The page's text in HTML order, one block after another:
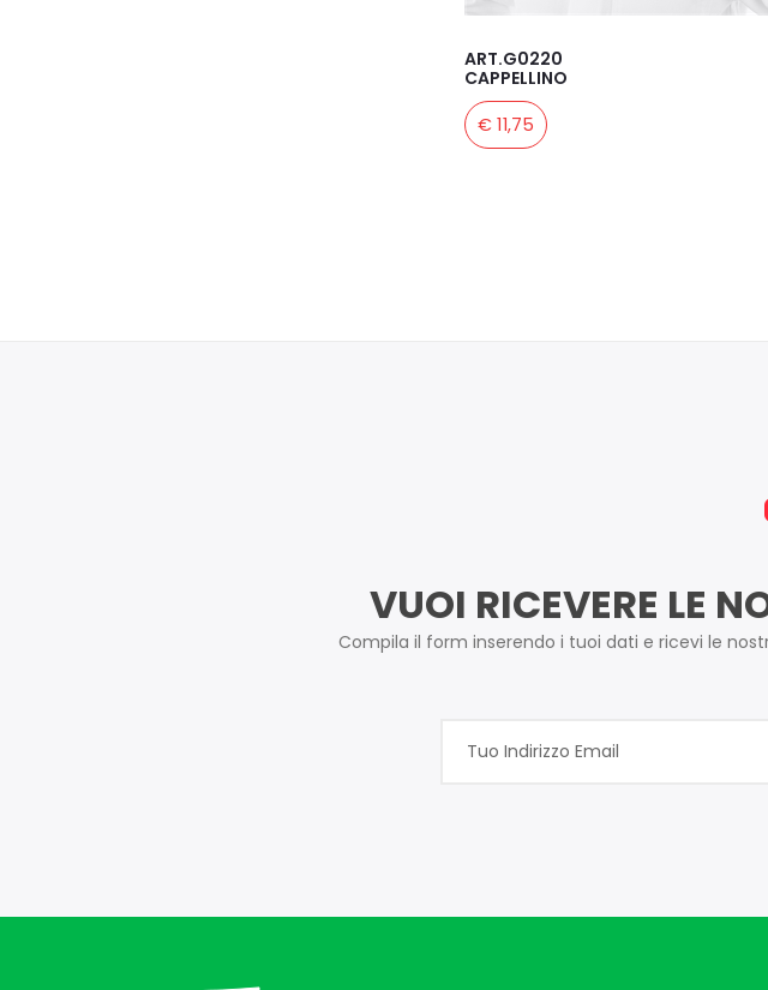
ART.G0220
CAPPELLINO
€ 11,75
VUOI RICEVERE LE
Compila il form inserendo i tuoi dati e ricevi le